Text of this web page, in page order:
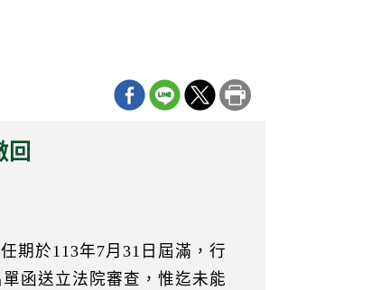
回
期於113年7月31日屆滿，行
函送立法院審查，惟迄未能